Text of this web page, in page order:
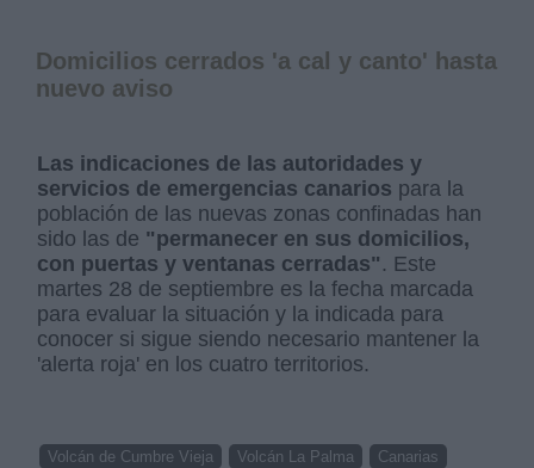
Domicilios cerrados 'a cal y canto' hasta
nuevo aviso
Las indicaciones de las autoridades y
servicios de emergencias canarios para la
población de las nuevas zonas confinadas han
sido las de "permanecer en sus domicilios,
con puertas y ventanas cerradas" . Este
martes 28 de septiembre es la fecha marcada
para evaluar la situación y la indicada para
conocer si sigue siendo necesario mantener la
'alerta roja' en los cuatro territorios.
Volcán de Cumbre Vieja Volcán La Palma
Canarias